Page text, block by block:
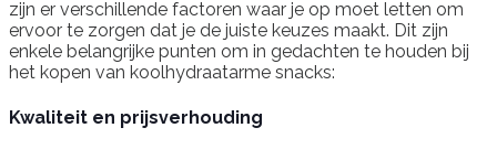
zijn er verschillende factoren waar je op moet letten om
ervoor te zorgen dat je de juiste keuzes maakt. Dit zijn
enkele belangrijke punten om in gedachten te houden bij
het kopen van koolhydraatarme snacks:
Kwaliteit en prijsverhouding